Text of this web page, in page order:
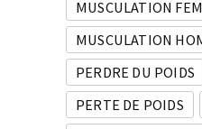
MUSCULATION
MUSCULATION
PERDRE DU POIDS
PERTE DE POIDS